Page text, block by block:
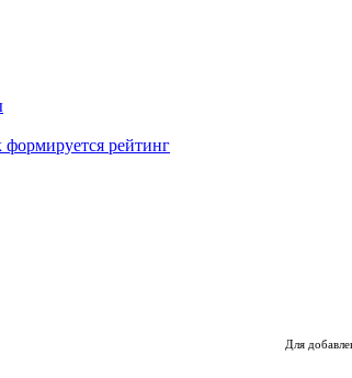
формируется рейтинг
Для